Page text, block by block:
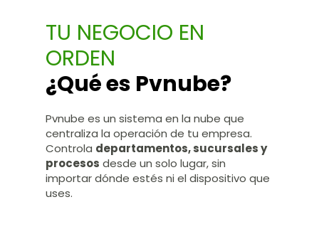
TU NEGOCIO EN
ORDEN
¿Qué es Pvnube?
Pvnube es un sistema en la nube que
centraliza la operación de tu empresa.
Controla departamentos, sucursales y
procesos desde un solo lugar, sin
importar dónde estés ni el dispositivo que
uses.